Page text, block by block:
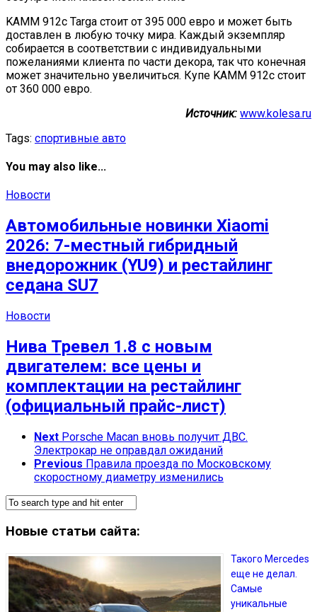
KAMM 912c Targa стоит от 395 000 евро и может быть
доставлен в любую точку мира. Каждый экземпляр
собирается в соответствии с индивидуальными
пожеланиями клиента по части декора, так что конечная
может значительно увеличиться. Купе KAMM 912c стоит
от 360 000 евро.
Источник: www.kolesa.ru
Tags: спортивные авто
You may also like...
Новости
Автомобильные новинки Xiaomi
2026: 7-местный гибридный
внедорожник (YU9) и рестайлинг
седана SU7
Новости
Нива Тревел 1.8 с новым
двигателем: все цены и
комплектации на рестайлинг
(официальный прайс-лист)
Next Porsche Macan вновь получит ДВС.
Электрокар не оправдал ожиданий
Previous Правила проезда по Московскому
скоростному диаметру изменились
Новые статьи сайта:
Такого Mercedes
еще не делал.
Самые
уникальные